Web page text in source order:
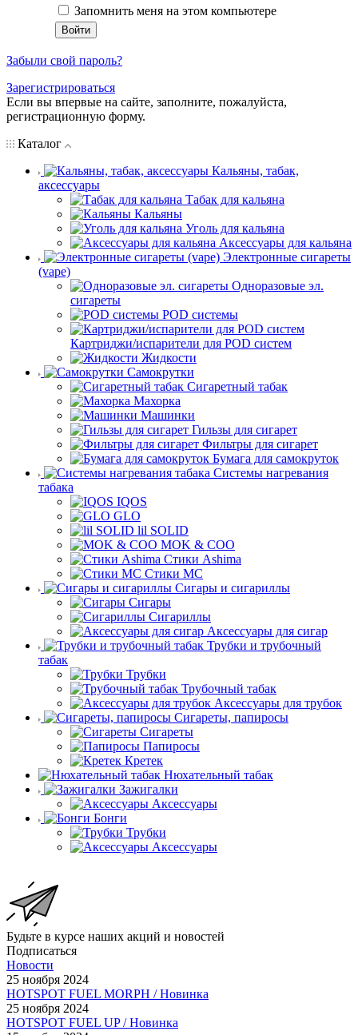
Запомнить меня на этом компьютере
Забыли свой пароль?
Зарегистрироваться
Если вы впервые на сайте, заполните, пожалуйста,
регистрационную форму.
Каталог
Кальяны, табак,
аксессуары
Табак для кальяна
Кальяны
Уголь для кальяна
Аксессуары для кальяна
Электронные сигареты
(vape)
Одноразовые эл.
сигареты
POD системы
Картриджи/испарители для POD систем
Жидкости
Самокрутки
Сигаретный табак
Махорка
Машинки
Гильзы для сигарет
Фильтры для сигарет
Бумага для самокруток
Системы нагревания
табака
IQOS
GLO
lil SOLID
MOK & COO
Стики Ashima
Стики MC
Сигары и сигариллы
Сигары
Сигариллы
Аксессуары для сигар
Трубки и трубочный
табак
Трубки
Трубочный табак
Аксессуары для трубок
Сигареты, папиросы
Сигареты
Папиросы
Кретек
Нюхательный табак
Зажигалки
Аксессуары
Бонги
Трубки
Аксессуары
Будьте в курсе наших акций и новостей
Подписаться
Новости
25 ноября 2024
HOTSPOT FUEL MORPH / Новинка
25 ноября 2024
HOTSPOT FUEL UP / Новинка